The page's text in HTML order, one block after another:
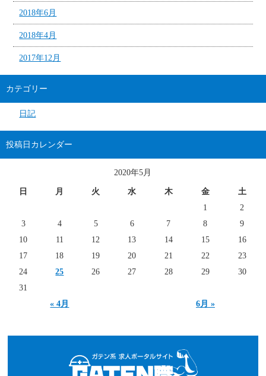
2018年6月
2018年4月
2017年12月
カテゴリー
日記
投稿日カレンダー
2020年5月
日 月 火 水 木 金 土
« 4月 6月 »
1
2
3
4 5 6 7 8
9
10
11 12 13 14 15
16
17
18 19 20 21 22
23
24
25 26 27 28 29
30
31